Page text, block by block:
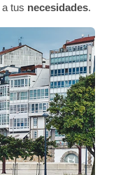
tus necesidades.